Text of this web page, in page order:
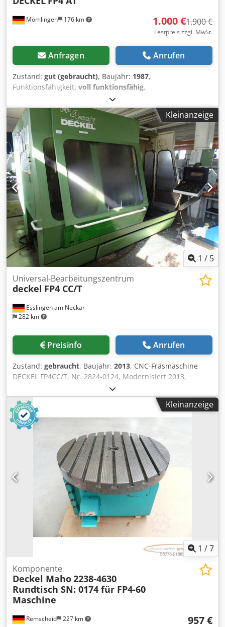
Mömlingen 176 km 1.000 €1.900 €
Festpreis zzgl. MwSt.
Anfragen Anrufen
Zustand: gut (gebraucht), Baujahr: 1987,
Funktionsfähigkeit: voll funktionsfähig,
Maschinen-/Fahrzeugnummer:
mit Rundtisch und Werkzeugwechsler Steuerung Contur 3
Werkzeugaufnahme SK 40 Zubehör: Schraubstock,
Bohrkopf Schaltpläne und Dokumentationen vorhanden
Dwodpfx Aezlkw Isflea
Kleinanzeige
1 / 5
Esslingen am Neckar
282 km
Universal-Bearbeitungszentrum
deckel FP4 CC/T
Preisinfo Anrufen
Zustand: gebraucht, Baujahr: 2013, CNC-Fräsmaschine
DECKEL FP4CC/T, Nr. 2824-0124, Modernisiert 2013,
Verfahrwege XYZ = 550 x 500 x 450 mm, angetriebener
Rundtisch, Steuerung DECKEL Dialog 11 Dwedpjzlpkaofx
Afloa
Kleinanzeige
1 /7
Remscheid 227 km
Komponente
Deckel Maho2238-4630
Rundtisch SN: 0174 für FP4-60
Maschine
957 €